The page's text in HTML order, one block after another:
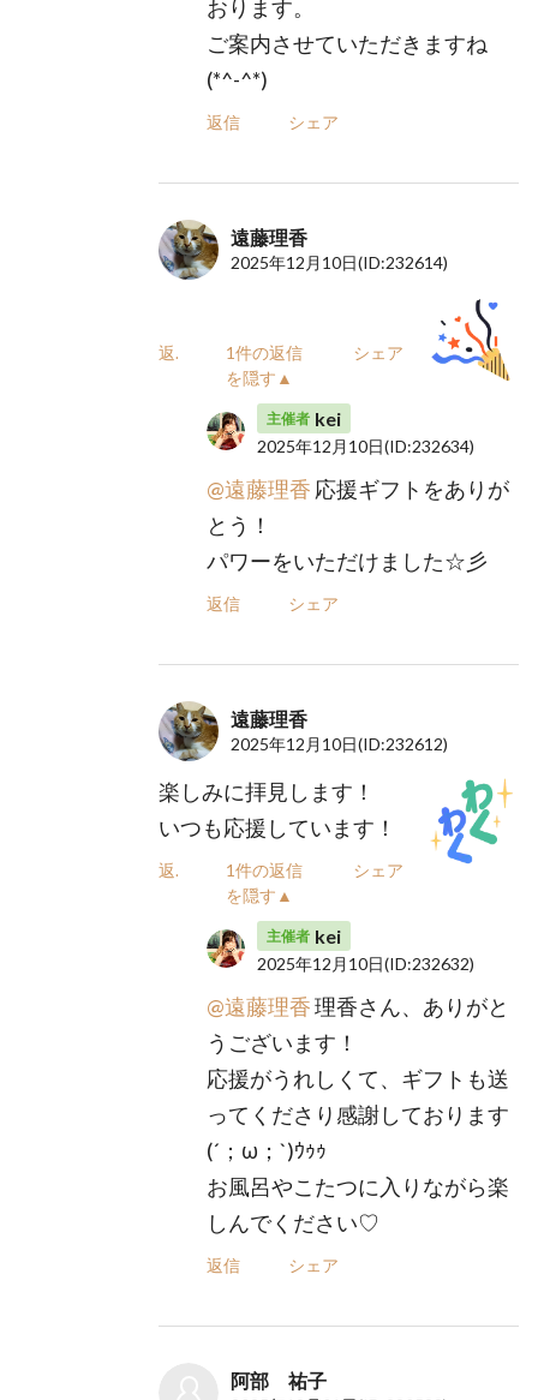
おります。
ご案内させていただきますね
(*^-^*)
返信 シェア
遠藤理香
2025年12月10日(ID:232614)
返信
1件の返信
を隠す▲
シェア
主催者 kei
2025年12月10日(ID:232634)
@遠藤理香 応援ギフトをありが
とう！
パワーをいただけました☆彡
返信 シェア
遠藤理香
2025年12月10日(ID:232612)
楽しみに拝見します！
いつも応援しています！
返信
1件の返信
を隠す▲
シェア
主催者 kei
2025年12月10日(ID:232632)
@遠藤理香理香さん、ありがと
うございます！
応援がうれしくて、ギフトも送
ってくださり感謝しております
(´；ω；`)ｳｩｩ
お風呂やこたつに入りながら楽
しんでください♡
返信 シェア
阿部 祐子